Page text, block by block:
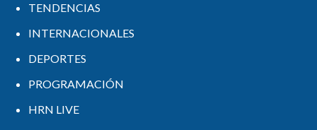
TENDENCIAS
INTERNACIONALES
DEPORTES
PROGRAMACIÓN
HRN LIVE